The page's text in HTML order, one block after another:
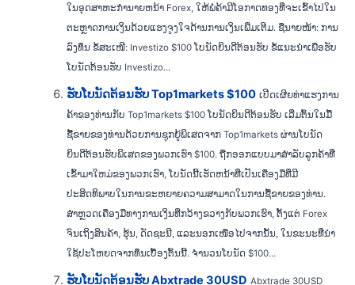
ໃນອຸດສາຫະກໍານາຍຫນ້າ Forex, ໃຫ້ພໍ່ຄ້າມີໂອກາດທອງທີ່ຈະເຂົ້າໄປໃນ
ຕະຫຼາດການເງິນດ້ວຍແຮງຈູງໃຈດ້ານການເງິນເພີ່ມເຕີມ. ຊື່ນາຍໜ້າ: ການ
ລົງທຶນ ຂໍ້ສະເໜີ: Investizo $100 ໂບນັດຍິນດີຕ້ອນຮັບ ຂໍ້ແນະນຳເພື່ອຮັບ
ໂບນັດຕ້ອນຮັບ Investizo...
ຮັບໂບນັດຕ້ອນຮັບ Top1markets $100 ເປີດເຜີຍທ່າແຮງການ
ຄ້າຂອງທ່ານກັບ Top1markets $100 ໂບນັດຍິນດີຕ້ອນຮັບ ເລີ່ມຕົ້ນໃນມື້
ຊື້ຂາຍຂອງທ່ານດ້ວຍການຊຸກຍູ້ພິເສດຈາກ Top1markets ຜ່ານໂບນັດ
ຍິນດີຕ້ອນຮັບພິເສດຂອງພວກເຮົາ $100. ຖືກອອກແບບມາສໍາລັບລູກຄ້າທີ່
ເຂົ້າມາໃຫມ່ຂອງພວກເຮົາ, ໂບນັດນີ້ເຮັດຫນ້າທີ່ເປັນເຄື່ອງມືທີ່ມີ
ປະສິດທິພາບໃນການຂະຫຍາຍຄວາມສາມາດໃນການຊື້ຂາຍຂອງທ່ານ.
ສຳຫຼວດເຄື່ອງມືທາງການເງິນທີ່ກວ້າງຂວາງກັບພວກເຮົາ, ຕັ້ງແຕ່ Forex
ຈົນເຖິງສິນຄ້າ, ຮຸ້ນ, ດັດຊະນີ, ແລະນອກເໜືອໄປຈາກນັ້ນ, ໃນຂະນະທີ່ນຳ
ໃຊ້ປະໂຫຍດຈາກທຶນເບື້ອງຕົ້ນນີ້. ຈໍານວນໂບນັດ $100...
ຮັບໂບນັດຕ້ອນຮັບ Abxtrade 30USD Abxtrade 30USD